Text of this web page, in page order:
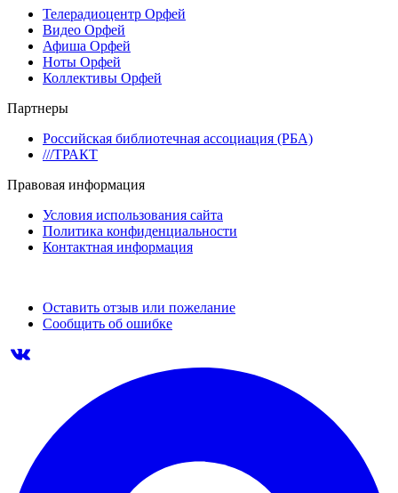
Телерадиоцентр Орфей
Видео Орфей
Афиша Орфей
Ноты Орфей
Коллективы Орфей
Партнеры
Российская библиотечная ассоциация (РБА)
///ТРАКТ
Правовая информация
Условия использования сайта
Политика конфиденциальности
Контактная информация
Оставить отзыв или пожелание
Сообщить об ошибке